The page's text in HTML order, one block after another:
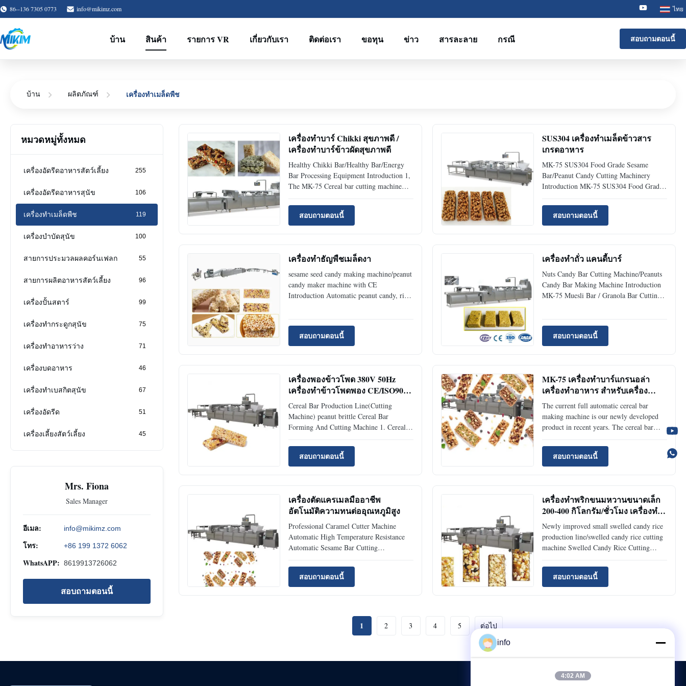
86--136 7305 0773 info@mikimz.com ไทย
บ้าน สินค้า รายการ VR เกี่ยวกับเรา ติดต่อเรา ขอทุน ข่าว สารละลาย กรณี สอบถามตอนนี้
บ้าน ผลิตภัณฑ์ เครื่องทําเมล็ดพืช
หมวดหมู่ทั้งหมด
เครื่องอัดรีดอาหารสัตว์เลี้ยง 255
เครื่องอัดรีดอาหารสุนัข 106
เครื่องทําเมล็ดพืช 119
เครื่องบำบัดสุนัข 100
สายการประมวลผลคอร์นเฟลก 55
สายการผลิตอาหารสัตว์เลี้ยง 96
เครื่องปั้นสตาร์ 99
เครื่องทำกระดูกสุนัข 75
เครื่องทําอาหารว่าง 71
เครื่องบดอาหาร 46
เครื่องทําเบสกิตสุนัข 67
เครื่องอัดรีด 51
เครื่องเลี้ยงสัตว์เลี้ยง 45
Mrs. Fiona
Sales Manager
อีเมล: info@mikimz.com
โทร: +86 199 1372 6062
WhatsAPP: 8619913726062
สอบถามตอนนี้
เครื่องทําบาร์ Chikki สุขภาพดี /
เครื่องทําบาร์ข้าวผัดสุขภาพดี
Healthy Chikki Bar/Healthy Bar/Energy
Bar Processing Equipment Introduction 1,
The MK-75 Cereal bar cutting machine
The machine come true the automatic
mixing the raw material and pour the raw
material to feeder. Mixer machine have the
สอบถามตอนนี้
SUS304 เครื่องทําเมล็ดข้าวสาร
เกรดอาหาร
MK-75 SUS304 Food Grade Sesame
Bar/Peanut Candy Cutting Machinery
Introduction MK-75 SUS304 Food Grade
Machinery can produce all kinds of shapes
of cereal bars with the raw material of
rice,millet, wheat, highland barley,
สอบถามตอนนี้
เครื่องทำธัญพืชเมล็ดงา
sesame seed candy making machine/peanut
candy maker machine with CE
Introduction Automatic peanut candy, rice
shapes ,beautiful appearance. Peanuts
material mix sugar after pour into the
hopper machine, machine ...
สอบถามตอนนี้
เครื่องทําถั่ว แคนดี้บาร์
Nuts Candy Bar Cutting Machine/Peanuts
Candy Bar Making Machine Introduction
MK-75 Muesli Bar / Granola Bar Cutting
Combined procedures into one: Filling
materials - Pressing shape - Cooling
materials - Cutting muesli bar ...
สอบถามตอนนี้
เครื่องพองข้าวโพด 380V 50Hz
เครื่องทำข้าวโพดพอง CE/ISO9001
1500kg
Cereal Bar Production Line(Cutting
Machine) peanut brittle Cereal Bar
Forming And Cutting Machine 1. Cereal
cutting line / Peanut brittle making
machine / peanut candy bar making
machine / peanut crispy bar machine 2.
สอบถามตอนนี้
MK-75 เครื่องทําบาร์แกรนอล่า
เครื่องทําอาหาร สําหรับเครื่อง
หวานถั่ว
The current full automatic cereal bar
making machine is our newly developed
product in recent years. The cereal bar
European technology and design,with high
configuration and quality. Unlike the
protein bar machine or the cereal bar
สอบถามตอนนี้
เครื่องตัดแครเมลมืออาชีพ
อัตโนมัติความทนต่ออุณหภูมิสูง
Professional Caramel Cutter Machine
Automatic High Temperature Resistance
Automatic Sesame Bar Cutting
Bar Making Machinery is suitable to make
cereal bar/ peanuts bar, caramel treats, and
other product made of granule materials.
สอบถามตอนนี้
เครื่องทําพริกขนมหวานขนาดเล็ก
200-400 กิโลกรัม/ชั่วโมง เครื่องทํา
เบสกิต
Newly improved small swelled candy rice
production line/swelled candy rice cutting
machine Swelled Candy Rice Cutting
peanuts bar, caramel treats, and other
product made of granule materials. The
raw material can be rice, millet, wheat,
สอบถามตอนนี้
1 2 3 4 5 ต่อไป
info
4:02 AM